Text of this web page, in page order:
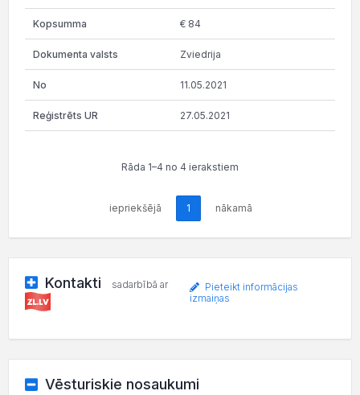
€ 84
Zviedrija
11.05.2021
27.05.2021
Rāda 1–4 no 4 ierakstiem
iepriekšējā 1 nākamā
Kontakti sadarbībā ar
Pieteikt informācijas
izmaiņas
Vēsturiskie nosaukumi